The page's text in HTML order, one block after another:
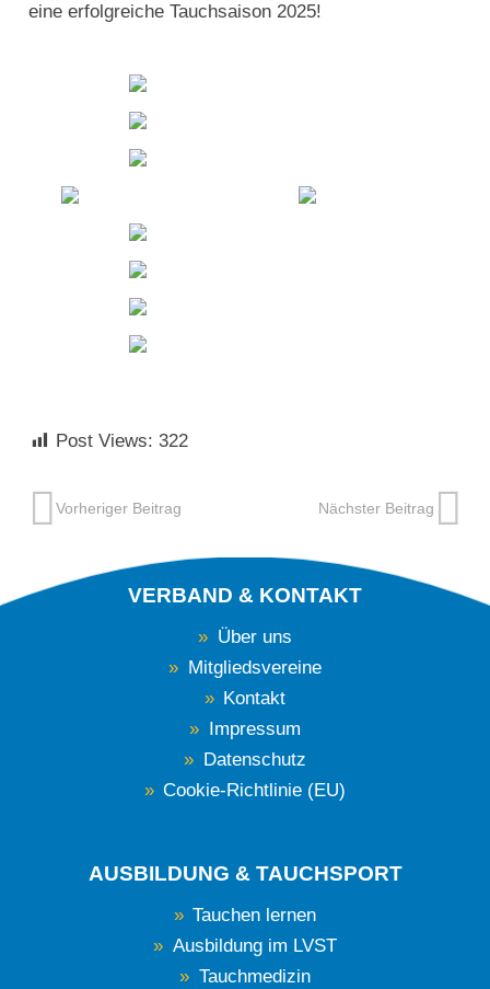
eine erfolgreiche Tauchsaison 2025!
Post Views: 322
Vorheriger Beitrag Nächster Beitrag
VERBAND & KONTAKT
Über uns
Mitgliedsvereine
Kontakt
Impressum
Datenschutz
Cookie-Richtlinie (EU)
AUSBILDUNG & TAUCHSPORT
Tauchen lernen
Ausbildung im LVST
Tauchmedizin